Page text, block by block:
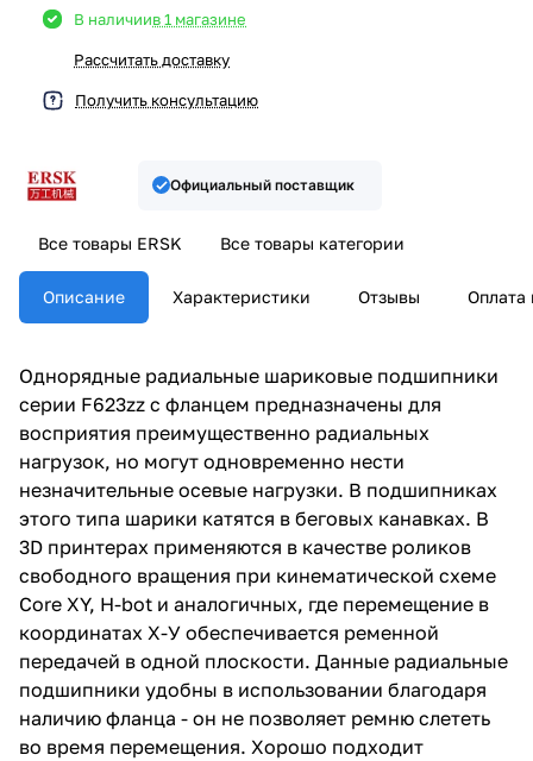
В наличиив 1 магазине
Рассчитать доставку
Получить консультацию
Официальный поставщик
Все товары ERSK Все товары категории
Описание Характеристики Отзывы Оплата
Однорядные радиальные шариковые подшипники
серии F623zz с фланцем предназначены для
восприятия преимущественно радиальных
нагрузок, но могут одновременно нести
незначительные осевые нагрузки. В подшипниках
этого типа шарики катятся в беговых канавках. В
3D принтерах применяются в качестве роликов
свободного вращения при кинематической схеме
Core XY, H-bot и аналогичных, где перемещение в
координатах Х-У обеспечивается ременной
передачей в одной плоскости. Данные радиальные
подшипники удобны в использовании благодаря
наличию фланца - он не позволяет ремню слететь
во время перемещения. Хорошо подходит